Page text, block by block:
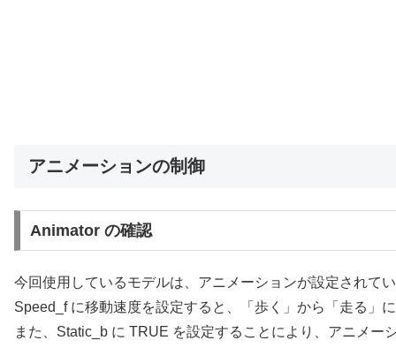
アニメーションの制御
Animator の確認
今回使用しているモデルは、アニメーションが設定されて
Speed_f に移動速度を設定すると、「歩く」から「走る」
また、Static_b に TRUE を設定することにより、アニメー